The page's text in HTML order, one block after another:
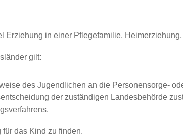
Erziehung in einer Pflegefamilie,
gilt:
des Jugendlichen an die Personensorge-
der zuständigen Landesbehörde
das Kind zu finden.